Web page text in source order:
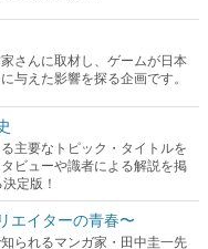
さんに取材し、ゲームが日本
与えた影響を探る企画です。
主要なトピック・タイトルを
ビューや識者による解説を掲
定版！
エイターの青春〜
られるマンガ家・田中圭一先